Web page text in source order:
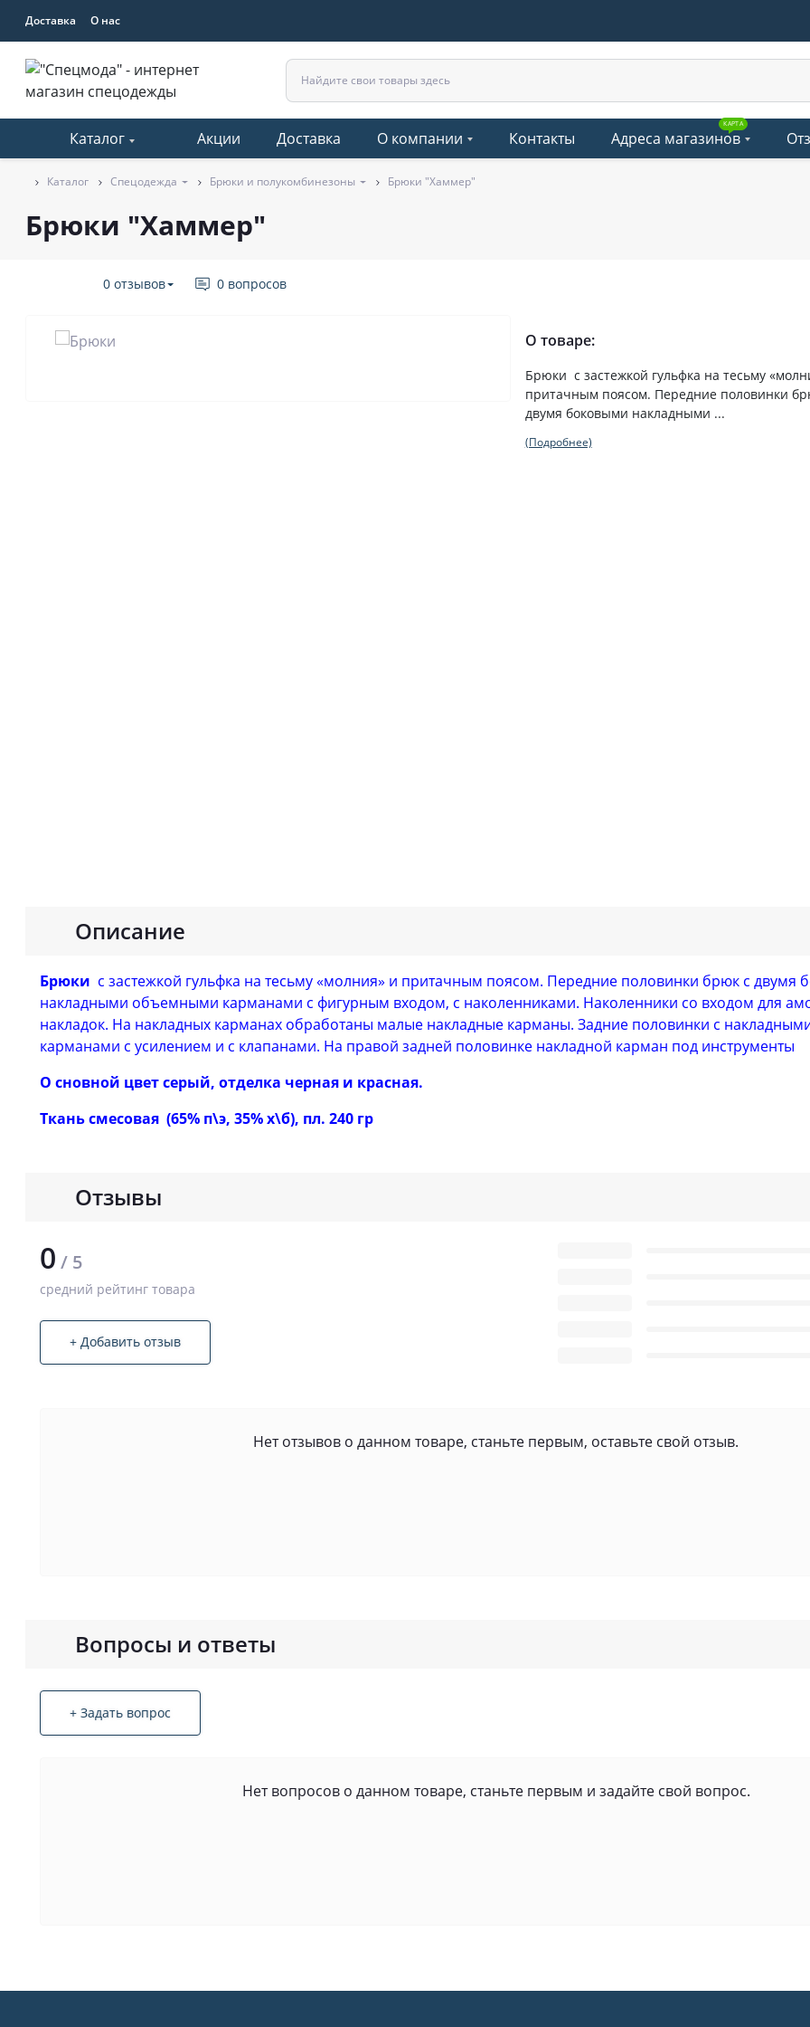
Доставка О нас
Каталог Акции Доставка О компании Контакты
КАРТА
Адреса магазинов
Каталог Спецодежда Брюки и полукомбинезоны Брюки "Хаммер"
Брюки "Хаммер"
0 отзывов 0 вопросов
О товаре:
Брюки с застежкой гульфка на тесьму
притачным поясом. Передние половинки
двумя боковыми накладными ...
(Подробнее)
Описание
Брюки с застежкой гульфка на тесьму «молния» и притачным поясом. Передние половинки брюк с двумя
накладными объемными карманами с фигурным входом, с наколенниками. Наколенники со входом для
накладок. На накладных карманах обработаны малые накладные карманы. Задние половинки с
карманами с усилением и с клапанами. На правой задней половинке накладной карман под инструменты
О сновной цвет серый, отделка черная и красная.
Ткань смесовая (65% п\э, 35% х\б), пл. 240 гр
Отзывы
0 / 5
средний рейтинг товара
+ Добавить отзыв
Нет отзывов о данном товаре, станьте первым, оставьте свой отзыв.
Вопросы и ответы
+ Задать вопрос
Нет вопросов о данном товаре, станьте первым и задайте свой вопрос.